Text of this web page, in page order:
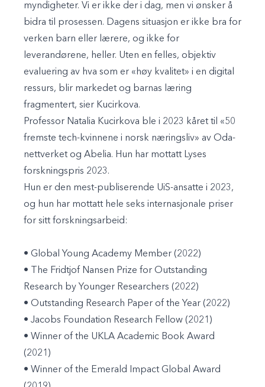
myndigheter. Vi er ikke der i dag, men vi ønsker å
bidra til prosessen. Dagens situasjon er ikke bra for
verken barn eller lærere, og ikke for
leverandørene, heller. Uten en felles, objektiv
evaluering av hva som er «høy kvalitet» i en digital
ressurs, blir markedet og barnas læring
fragmentert, sier Kucirkova.
Professor Natalia Kucirkova ble i 2023 kåret til «50
fremste tech-kvinnene i norsk næringsliv» av Oda-
nettverket og Abelia. Hun har mottatt Lyses
forskningspris 2023.
Hun er den mest-publiserende UiS-ansatte i 2023,
og hun har mottatt hele seks internasjonale priser
for sitt forskningsarbeid:
• Global Young Academy Member (2022)
• The Fridtjof Nansen Prize for Outstanding
Research by Younger Researchers (2022)
• Outstanding Research Paper of the Year (2022)
• Jacobs Foundation Research Fellow (2021)
• Winner of the UKLA Academic Book Award
(2021)
• Winner of the Emerald Impact Global Award